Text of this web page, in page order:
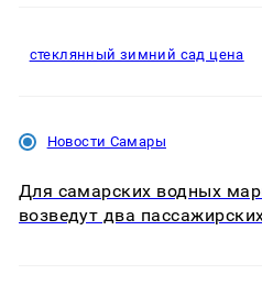
стеклянный зимний сад цена
Новости Самары
Для самарских водных
возведут два